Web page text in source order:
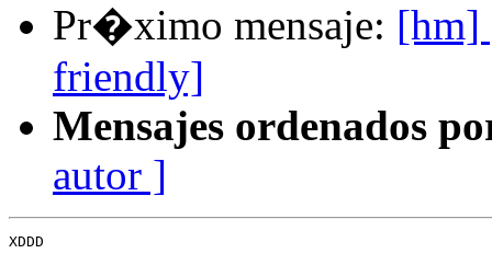
Pr�ximo mensaje: [hm]
friendly]
Mensajes ordenados
autor ]
XDDD